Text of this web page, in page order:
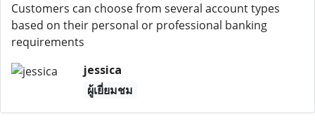
Customers can choose from several account types
based on their personal or professional banking
requirements
jessica
ผู้เยี่ยมชม